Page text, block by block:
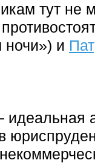
тут не
ночи») и